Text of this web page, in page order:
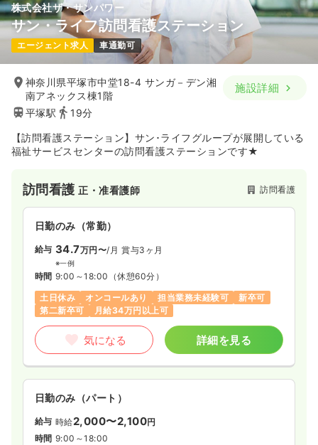
株式会社ザ・サンパワー
サン・ライフ訪問看護ステーション
エージェント求人 車通勤可
神奈川県平塚市中堂18-4 サンガ－デン湘
南アネックス棟1階
平塚駅
19分
施設詳細
【訪問看護ステーション】サン･ライフグループが展開している
福祉サービスセンターの訪問看護ステーションです★
訪問看護正・准看護師 訪問看護
日勤のみ（常勤）
給与 34.7万円〜/月 賞与3ヶ月
※一例
時間 9:00～18:00 （休憩60分）
土日休み
オンコールあり 担当業務未経験可
新卒可
第二新卒可
月給34万円以上可
気になる 詳細を見る
日勤のみ（パート）
給与 時給2,000〜2,100円
時間 9:00～18:00